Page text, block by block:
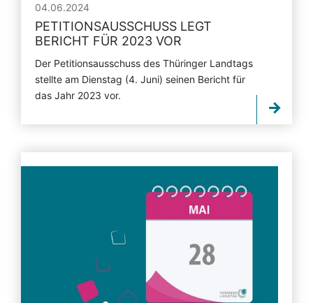
04.06.2024
PETITIONSAUSSCHUSS LEGT
BERICHT FÜR 2023 VOR
Der Petitionsausschuss des Thüringer Landtags
stellte am Dienstag (4. Juni) seinen Bericht für
das Jahr 2023 vor.